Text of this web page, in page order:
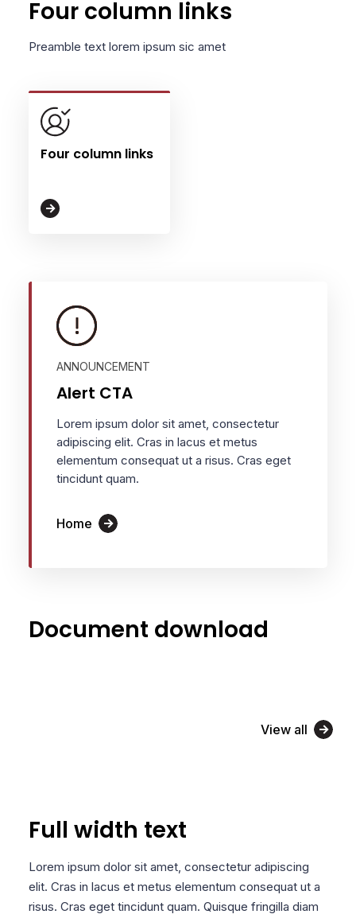
Four column links
Preamble text lorem ipsum sic amet
Four column links
ANNOUNCEMENT
Alert CTA
Lorem ipsum dolor sit amet, consectetur
adipiscing elit. Cras in lacus et metus
elementum consequat ut a risus. Cras eget
tincidunt quam.
Home
Document download
View all
Full width text
Lorem ipsum dolor sit amet, consectetur adipiscing
elit. Cras in lacus et metus elementum consequat ut a
risus. Cras eget tincidunt quam. Quisque fringilla diam